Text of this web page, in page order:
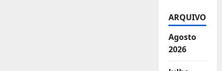
ARQUIVO
Agosto
2026